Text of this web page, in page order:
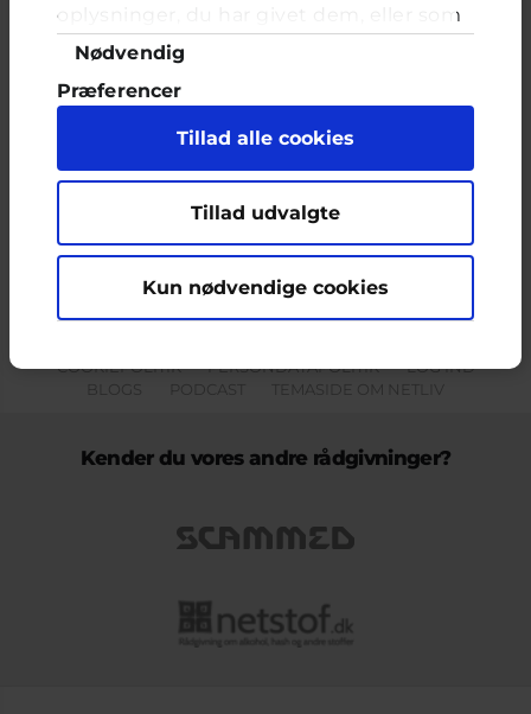
oplysninger, du har givet dem, eller som
de har indsamlet fra din brug af deres
tjenester. Du samtykker til vores cookies,
hvis du fortsætter med at anvende vores
hjemmeside.
Samtykkevalg
Nødvendig
Præferencer
Marketing
Tillad alle cookies
Tillad udvalgte
Kun nødvendige cookies
tanker i ung-til-ung eller bare hænge ud, og læse med. I Cyberhus
kan du være dig selv, og har du brug for en voksen, vil vi gerne lytte
ikke nødvendigvis den Europæiske Unions holdninger.
COOKIEPOLITIK
PERSONDATAPOLITIK
LOG IND
BLOGS
PODCAST TEMASIDE OM NETLIV
Kender du vores andre rådgivninger?